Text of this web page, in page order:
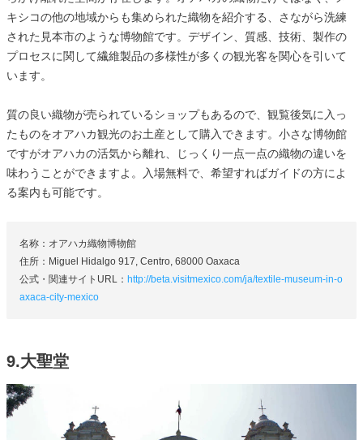
キシコの他の地域からも集められた織物を紹介する、さながら洗練
された見本市のような博物館です。デザイン、質感、技術、製作の
プロセスに関して繊維製品の多様性が多くの観光客を関心を引いて
います。
質の良い織物が売られているショップもあるので、観覧後気に入っ
たものをオアハカ観光のお土産として購入できます。小さな博物館
ですがオアハカの活気から離れ、じっくり一点一点の織物の違いを
味わうことができますよ。入場無料で、希望すればガイドの方によ
る案内も可能です。
名称：オアハカ織物博物館
住所：Miguel Hidalgo 917, Centro, 68000 Oaxaca
公式・関連サイトURL： http://beta.visitmexico.com/ja/textile-museum-in-o
axaca-city-mexico
9.大聖堂